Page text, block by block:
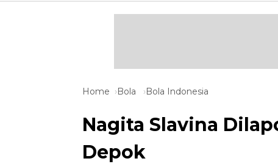
Home Bola Bola Indonesia
Nagita Slavina
Depok